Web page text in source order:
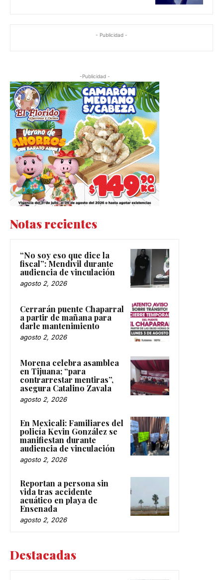
- Publicidad -
-Publicidad -
Notas recientes
“No soy eso que dice la
fiscal”: Mendívil durante
audiencia de vinculación
agosto 2, 2026
Cerrarán puente Chaparral
a partir de mañana para
darle mantenimiento
agosto 2, 2026
Morena celebra asamblea
en Tijuana; “para
contrarrestar mentiras”,
asegura Catalino Zavala
agosto 2, 2026
En Mexicali: Familiares del
policía Kevin González se
manifiestan durante
audiencia de vinculación
agosto 2, 2026
Reportan a persona sin
vida tras accidente
acuático en playa de
Ensenada
agosto 2, 2026
Destacadas